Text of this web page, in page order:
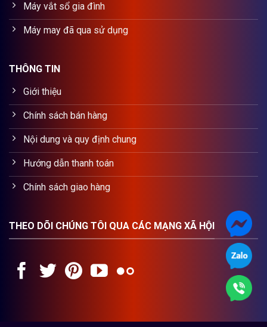
Máy vắt sổ gia đình
Máy may đã qua sử dụng
THÔNG TIN
Giới thiệu
Chính sách bán hàng
Nội dung và quy định chung
Hướng dẫn thanh toán
Chính sách giao hàng
THEO DÕI CHÚNG TÔI QUA CÁC MẠNG XÃ HỘI